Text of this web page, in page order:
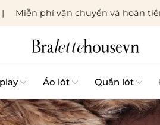
Miễn phí vận chuyển và hoàn
Áo lót Quần lót